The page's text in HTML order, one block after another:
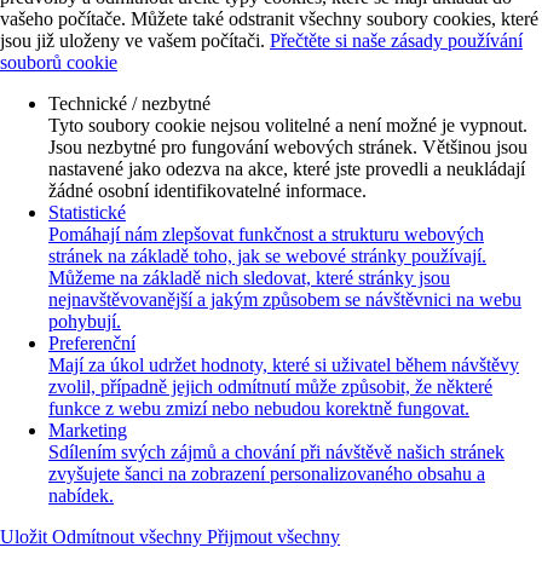
vašeho počítače. Můžete také odstranit všechny soubory cookies, které
jsou již uloženy ve vašem počítači. Přečtěte si naše zásady používání
souborů cookie
Technické / nezbytné
Tyto soubory cookie nejsou volitelné a není možné je vypnout.
Jsou nezbytné pro fungování webových stránek. Většinou jsou
nastavené jako odezva na akce, které jste provedli a neukládají
žádné osobní identifikovatelné informace.
Statistické
Pomáhají nám zlepšovat funkčnost a strukturu webových
stránek na základě toho, jak se webové stránky používají.
Můžeme na základě nich sledovat, které stránky jsou
nejnavštěvovanější a jakým způsobem se návštěvnici na webu
pohybují.
Preferenční
Mají za úkol udržet hodnoty, které si uživatel během návštěvy
zvolil, případně jejich odmítnutí může způsobit, že některé
funkce z webu zmizí nebo nebudou korektně fungovat.
Marketing
Sdílením svých zájmů a chování při návštěvě našich stránek
zvyšujete šanci na zobrazení personalizovaného obsahu a
nabídek.
Uložit Odmítnout všechny Přijmout všechny